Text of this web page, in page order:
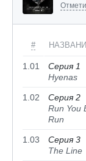
#
1.01
Серия 1
Hyenas
1.02
Серия 2
Run You
Run
1.03
Серия 3
The Line